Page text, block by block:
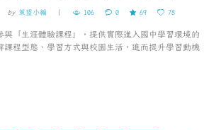
by 策盟小編 106 0 69 78
與「生涯體驗課程」，提供實際進入國中學習環境的
課程型態、學習方式與校園生活，進而提升學習動機